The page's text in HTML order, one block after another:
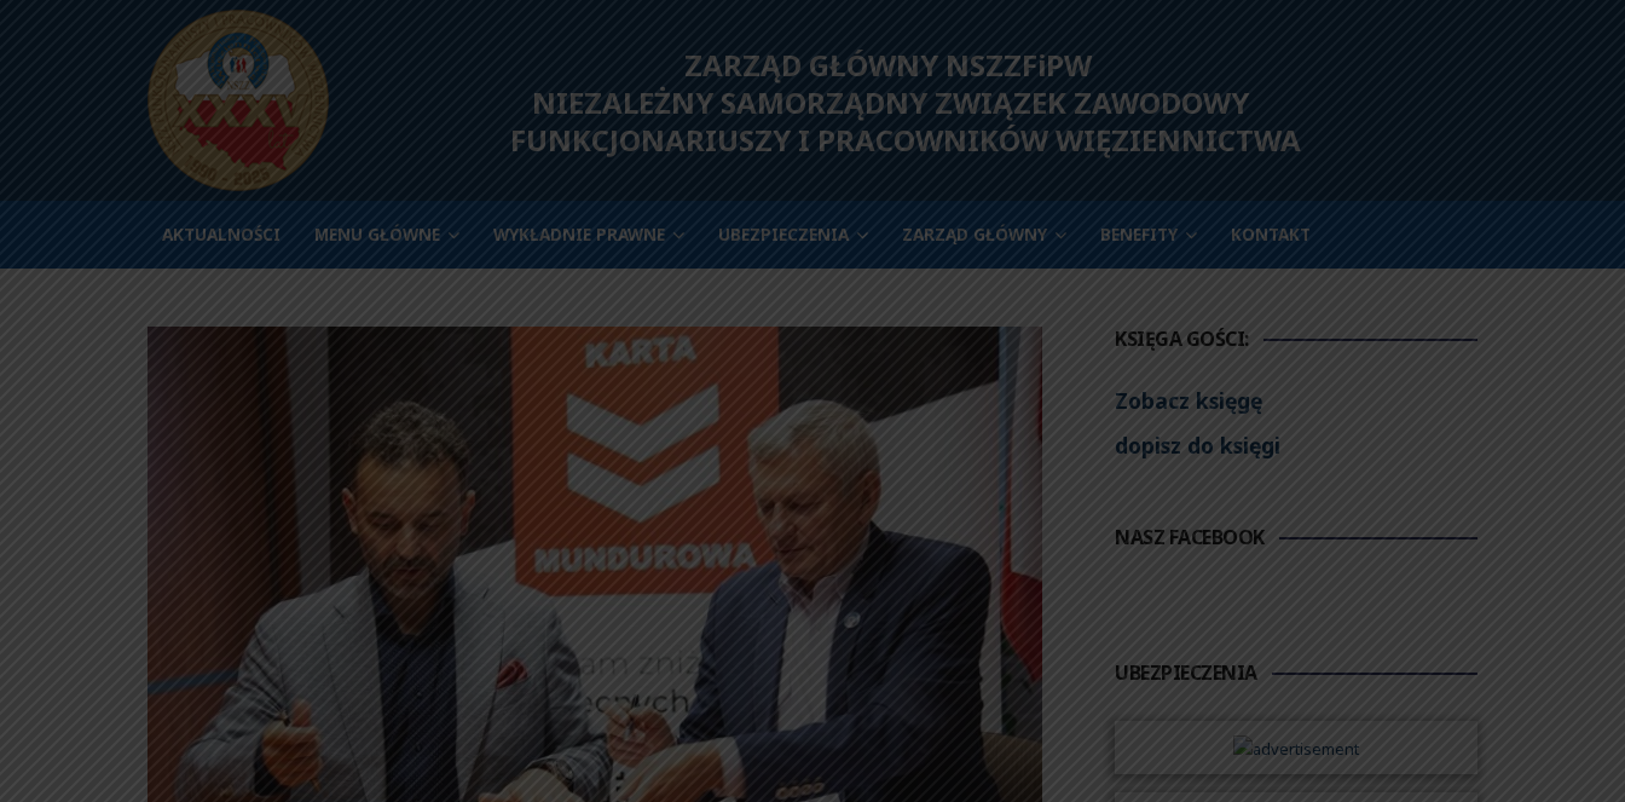
ZARZĄD GŁÓWNY NSZZFiPW
NIEZALEŻNY SAMORZĄDNY ZWIĄZEK ZAWODOWY
FUNKCJONARIUSZY I PRACOWNIKÓW WIĘZIENNICTWA
AKTUALNOŚCI MENU GŁÓWNE WYKŁADNIE PRAWNE UBEZPIECZENIA ZARZĄD GŁÓWNY BENEFITY KONTAKT
KSIĘGA GOŚCI:
Zobacz księgę
dopisz do księgi
NASZ FACEBOOK
UBEZPIECZENIA